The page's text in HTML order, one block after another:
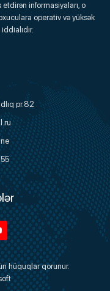
informasiyaları, o
operativ və yüksək
pr.82
hüquqlar qorunur.